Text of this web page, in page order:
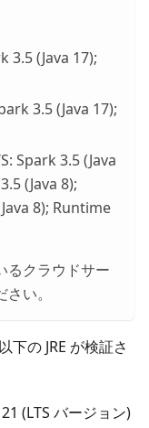
3.5 (Java 17);
3.5 (Java 17);
Spark 3.5 (Java
(Java 8);
8); Runtime
るクラウドサー
い。
の JRE が検証さ
(LTS バージョン)